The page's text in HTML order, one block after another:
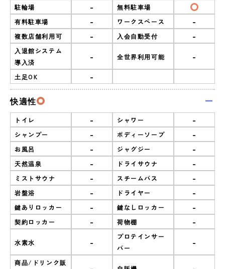
駐輪場 -
無料駐車場
有料駐車場
- ワークスペース -
複数店舗利用可 - 入会自動受付 -
入退館システム
導入済
- 全世界利用可能 -
土足OK -
快適性
トイレ - シャワー -
シャンプー - ボディーソープ -
お風呂 - ジャグジー -
天然温泉 - ドライサウナ -
ミストサウナ - スチームバス -
岩盤浴 - ドライヤー -
鍵ありロッカー - 鍵なしロッカー -
契約ロッカー - 荷物棚 -
水素水 -
プロテインサー
バー
-
商品/ドリンク販